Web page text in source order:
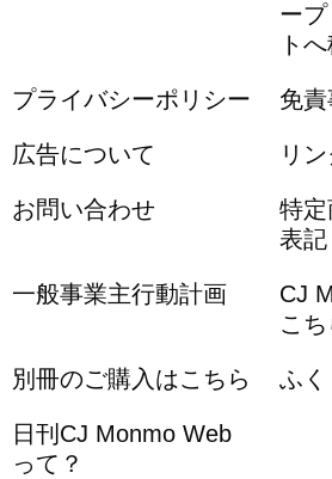
ー
トへ
プライバシーポリシー 免
広告について リン
お問い合わせ
特定
表記
一般事業主行動計画
CJ
こち
別冊のご購入はこちら ふ
日刊CJ Monmo Web
って？